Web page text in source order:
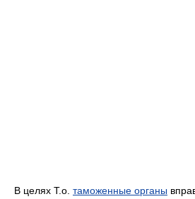
В целях Т.о. таможенные органы